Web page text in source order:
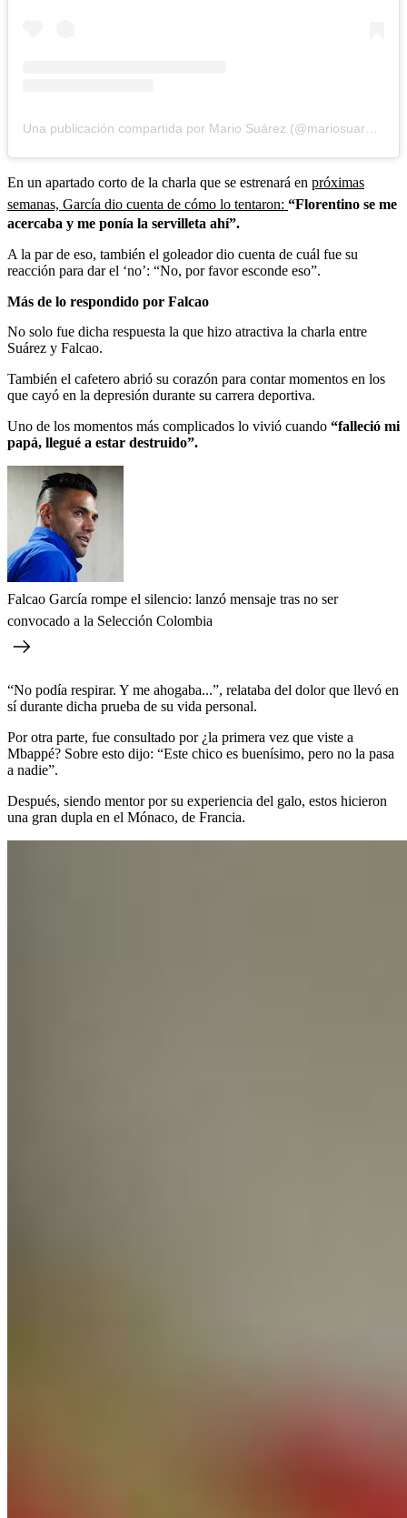
En un apartado corto de la charla que se estrenará en próximas
semanas, García dio cuenta de cómo lo tentaron: “Florentino se me
acercaba y me ponía la servilleta ahí”.
A la par de eso, también el goleador dio cuenta de cuál fue su
reacción para dar el ‘no’: “No, por favor esconde eso”.
Más de lo respondido por Falcao
No solo fue dicha respuesta la que hizo atractiva la charla entre
Suárez y Falcao.
También el cafetero abrió su corazón para contar momentos en los
que cayó en la depresión durante su carrera deportiva.
Uno de los momentos más complicados lo vivió cuando “falleció mi
papá, llegué a estar destruido”.
Falcao García rompe el silencio: lanzó mensaje tras no ser
convocado a la Selección Colombia
“No podía respirar. Y me ahogaba...”, relataba del dolor que llevó en
sí durante dicha prueba de su vida personal.
Por otra parte, fue consultado por ¿la primera vez que viste a
Mbappé? Sobre esto dijo: “Este chico es buenísimo, pero no la pasa
a nadie”.
Después, siendo mentor por su experiencia del galo, estos hicieron
una gran dupla en el Mónaco, de Francia.